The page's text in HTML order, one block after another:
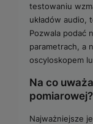
testowaniu
układów audio,
Pozwala podać
parametrach, a
oscyloskopem
Na co
pomiarowej?
Najważniejsze